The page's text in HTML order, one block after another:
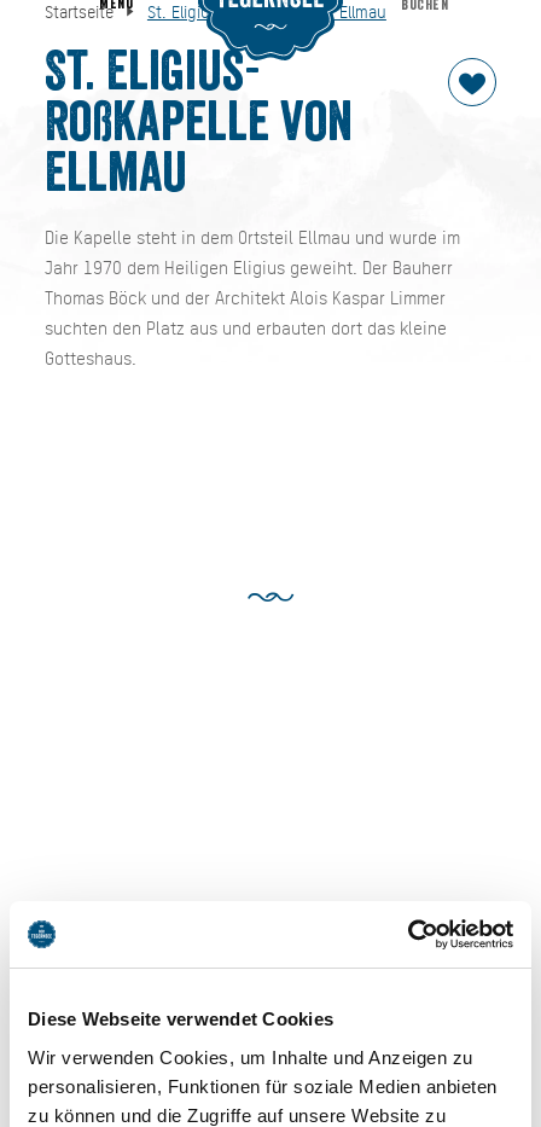
Diese Webseite verwendet Cookies
Wir verwenden Cookies, um Inhalte und Anzeigen zu
personalisieren, Funktionen für soziale Medien anbieten
zu können und die Zugriffe auf unsere Website zu
Startseite St. Eligius-Roßkapelle von Ellmau
St. Eligius-
Roßkapelle von
Ellmau
Die Kapelle steht in dem Ortsteil Ellmau und wurde im
Jahr 1970 dem Heiligen Eligius geweiht. Der Bauherr
Thomas Böck und der Architekt Alois Kaspar Limmer
suchten den Platz aus und erbauten dort das kleine
Gotteshaus.
Startseite St. Eligius-Roßkapelle von Ellmau
MENU BUCHEN